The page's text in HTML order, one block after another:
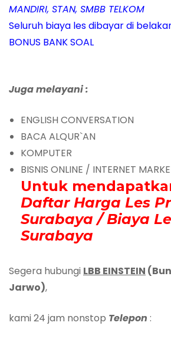
MANDIRI, STAN, SMBB TELKOM
Seluruh biaya les dibayar di
BONUS BANK SOAL
Juga melayani :
ENGLISH CONVERSATION
BACA ALQUR`AN
KOMPUTER
BISNIS ONLINE / INTERNET
Untuk
Daftar Harga Les
Surabaya / Biaya
Surabaya
Segera hubungi LBB EINSTEIN
Jarwo),
kami 24 jam nonstop Telepon :